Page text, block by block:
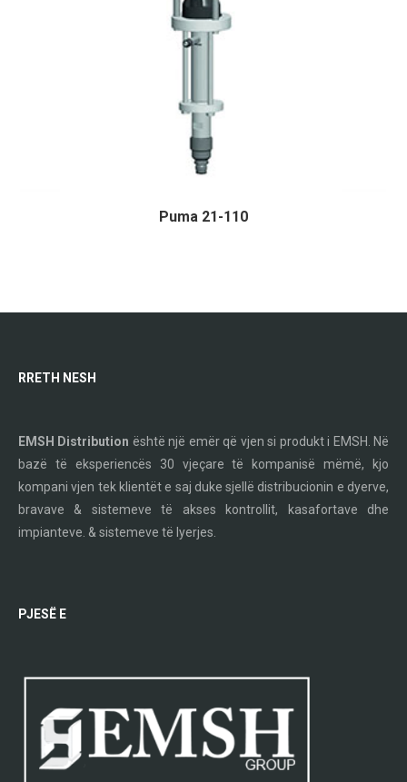
Puma 21-110
RRETH NESH
EMSH Distribution është një emër që vjen si produkt i EMSH. Në
bazë të eksperiencës 30 vjeçare të kompanisë mëmë, kjo
kompani vjen tek klientët e saj duke sjellë distribucionin e dyerve,
bravave & sistemeve të akses kontrollit, kasafortave dhe
impianteve. & sistemeve të lyerjes.
PJESË E